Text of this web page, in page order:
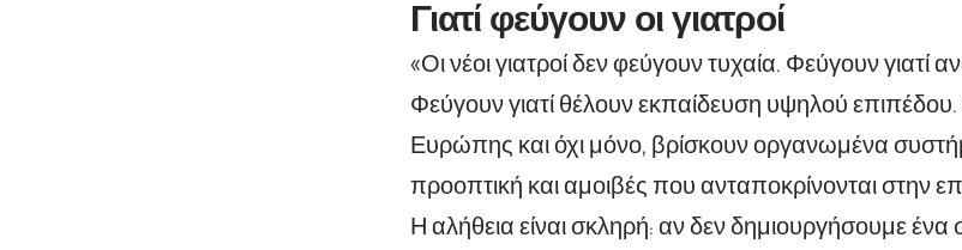
Γιατί φεύγουν οι γιατροί
«Οι νέοι γιατροί δεν φεύγουν τυχαία. Φεύγουν γιατί
Φεύγουν γιατί θέλουν εκπαίδευση υψηλού
Ευρώπης και όχι μόνο, βρίσκουν οργανωμένα
προοπτική και αμοιβές που ανταποκρίνονται στην
Η αλήθεια είναι σκληρή: αν δεν δημιουργήσουμε ένα